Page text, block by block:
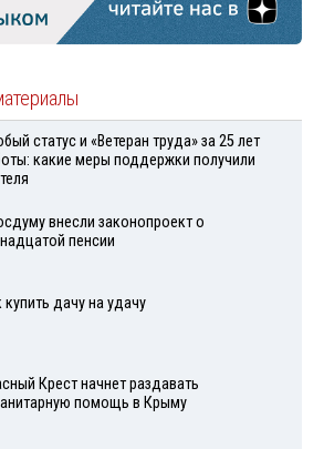
статус и «Ветеран труда» за 25 лет
какие меры поддержки получили
внесли законопроект о
пенсии
купить дачу на удачу
Крест начнет раздавать
помощь в Крыму